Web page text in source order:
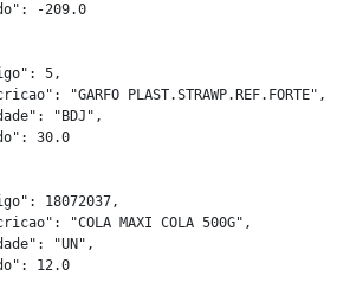
-209.0
5,
"GARFO PLAST.STRAWP.REF.FORTE",
"BDJ",
30.0
18072037,
"COLA MAXI COLA 500G",
"UN",
12.0